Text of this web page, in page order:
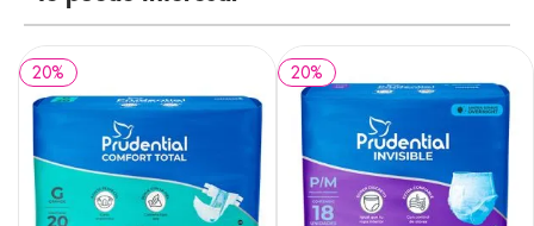
20% 20%